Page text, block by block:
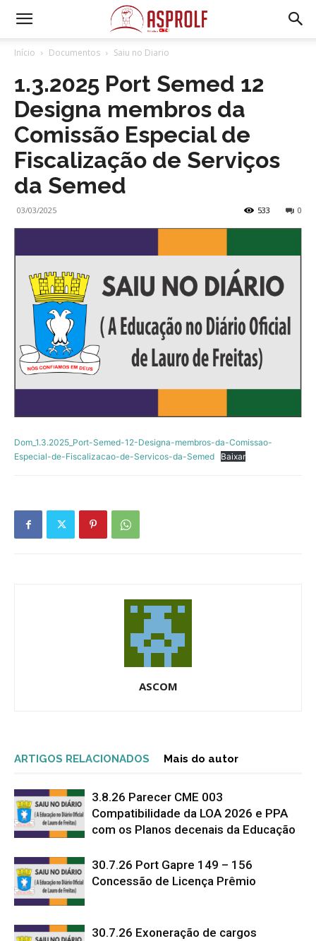
Início Documentos Saiu no Diario
1.3.2025 Port Semed 12
Designa membros da
Comissão Especial de
Fiscalização de Serviços
da Semed
03/03/2025 0
533
Dom_1.3.2025_Port-Semed-12-Designa-membros-da-Comissao-
Especial-de-Fiscalizacao-de-Servicos-da-Semed
Baixar
ASCOM
ARTIGOS RELACIONADOS Mais do autor
3.8.26 Parecer CME 003
Compatibilidade da LOA 2026 e PPA
com os Planos decenais da Educação
30.7.26 Port Gapre 149 – 156
Concessão de Licença Prêmio
30.7.26 Exoneração de cargos